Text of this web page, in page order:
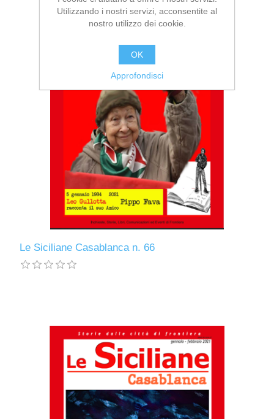
Le Siciliane Casablanca n. 66
Utilizzando i nostri servizi, acconsentite al
nostro utilizzo dei cookie.
OK
Approfondisci